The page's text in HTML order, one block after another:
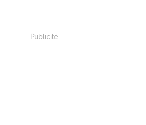
Publicité